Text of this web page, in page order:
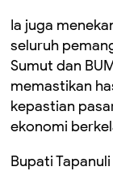
Ia juga
seluruh
Sumut dan
memastikan
kepastian
ekonomi
Bupati